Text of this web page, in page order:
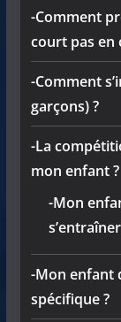
-Comment
court pas en
-Comment
garçons) ?
-La
mon enfant ?
-Mon
-Mon enfant
spécifique ?